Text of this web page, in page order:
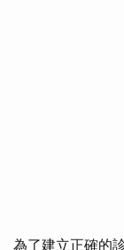
為了建立正確的